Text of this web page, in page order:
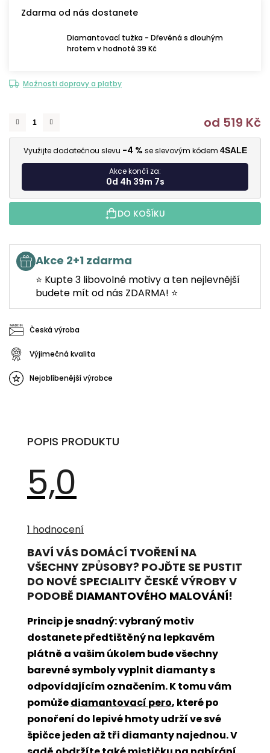
Zdarma od nás dostanete
Diamantovací tužka - Dřevěná s dlouhým
hrotem v hodnotě 39 Kč
Možnosti dopravy a platby
od 519 Kč
Využijte dodatečnou slevu -4 % se slevovým kódem 4SALE
Akce končí za:
0d 4h 39m 5s
DO KOŠÍKU
Akce 2+1 zdarma
⭐ Kupte 3 libovolné motivy a ten nejlevnější
budete mít od nás ZDARMA! ⭐
Česká výroba
Výjimečná kvalita
Nejoblíbenější výrobce
POPIS PRODUKTU
5,0
produktu
5,0
z
5
hvězdiček.
1 hodnocení
BAVÍ VÁS DOMÁCÍ TVOŘENÍ NA
VŠECHNY ZPŮSOBY? POJĎTE SE PUSTIT
DO NOVÉ SPECIALITY ČESKÉ VÝROBY V
PODOBĚ DIAMANTOVÉHO MALOVÁNÍ!
Princip je snadný: vybraný motiv
dostanete předtištěný na lepkavém
plátně a vašim úkolem bude všechny
barevné symboly vyplnit diamanty s
odpovídajícím označením. K tomu vám
pomůžediamantovací pero, které po
ponoření do lepivé hmoty udrží ve své
špičce jeden až tři diamanty najednou. V